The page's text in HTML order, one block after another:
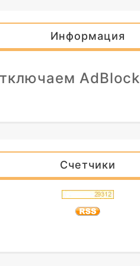
Информация
AdBlock
Счетчики